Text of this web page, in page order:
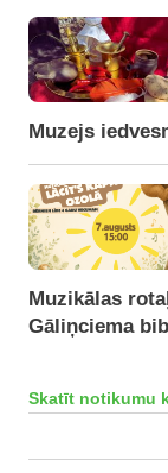
Muzejs
Muzikālas
Gāliņciema
Skatīt notikumu